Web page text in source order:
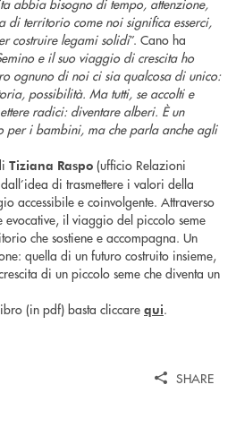
di territorio come noi significa esserci,
costruire legami solidi”. Cano ha
e il suo viaggio di crescita ho
ognuno di noi ci sia qualcosa di unico:
possibilità. Ma tutti, se accolti e
radici: diventare alberi. È un
per i bambini, ma che parla anche agli
Tiziana Raspo (ufficio Relazioni
di trasmettere i valori della
accessibile e coinvolgente. Attraverso
il viaggio del piccolo seme
che sostiene e accompagna. Un
quella di un futuro costruito insieme,
di un piccolo seme che diventa un
(in pdf) basta cliccare qui.
SHARE